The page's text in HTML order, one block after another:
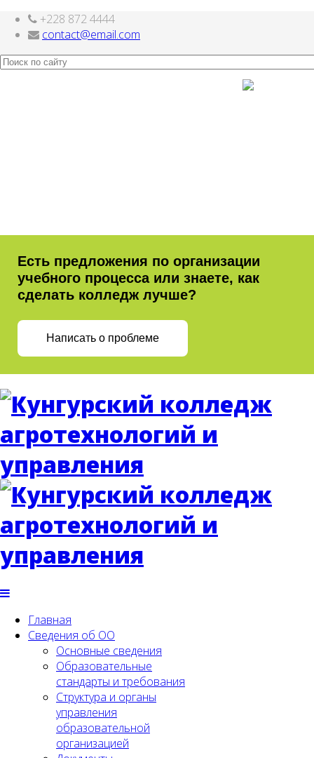
Шаблоны Joomla 3тут
+228 872 4444
contact@email.com
Есть предложения по организации
учебного процесса или знаете, как
сделать колледж лучше?
Написать о проблеме
Главная
Сведения об ОО
Основные сведения
Образовательные
стандарты и требования
Структура и органы
управления
образовательной
организацией